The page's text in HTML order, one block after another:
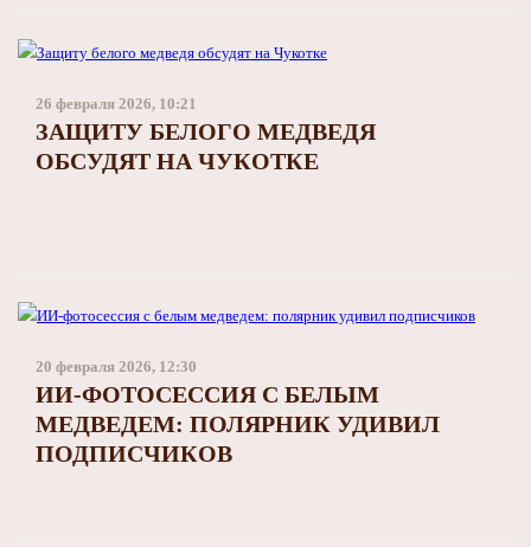
26 февраля 2026, 10:21
ЗАЩИТУ БЕЛОГО МЕДВЕДЯ
ОБСУДЯТ НА ЧУКОТКЕ
20 февраля 2026, 12:30
ИИ-ФОТОСЕССИЯ С БЕЛЫМ
МЕДВЕДЕМ: ПОЛЯРНИК УДИВИЛ
ПОДПИСЧИКОВ